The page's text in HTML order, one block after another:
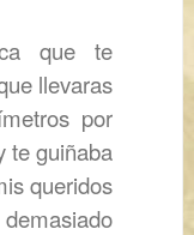
que te
llevaras
por
te guiñaba
queridos